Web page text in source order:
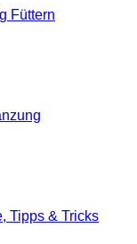
Füttern
Tipps & Tricks